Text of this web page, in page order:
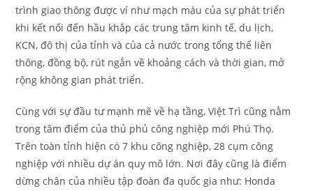
trình giao thông được ví như mạch máu của sự phát triển
khi kết nối đến hầu khắp các trung tâm kinh tế, du lịch,
KCN, đô thị của tỉnh và của cả nước trong tổng thể liên
thông, đồng bộ, rút ngắn về khoảng cách và thời gian, mở
rộng không gian phát triển.
Cùng với sự đầu tư mạnh mẽ về hạ tầng, Việt Trì cũng nằm
trong tâm điểm của thủ phủ công nghiệp mới Phú Thọ.
Trên toàn tỉnh hiện có 7 khu công nghiệp, 28 cụm công
nghiệp với nhiều dự án quy mô lớn. Nơi đây cũng là điểm
dừng chân của nhiều tập đoàn đa quốc gia như: Honda